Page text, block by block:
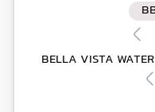
| BELLA VISTA WATER